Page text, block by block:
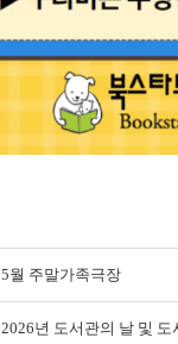
5월 주말가족극장
2026년 도서관의 날 및 도